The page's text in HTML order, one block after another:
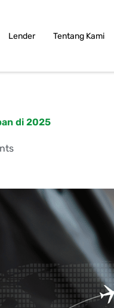
Lender Tentang Kami
di 2025